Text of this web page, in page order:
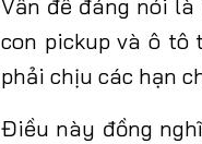
Vấn đề đáng nói là
con pickup và ô tô
phải chịu các hạn
Điều này đồng